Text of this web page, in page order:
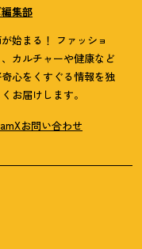
集部
始まる！ ファッショ
カルチャーや健康など
心をくすぐる情報を独
お届けします。
Xお問い合わせ